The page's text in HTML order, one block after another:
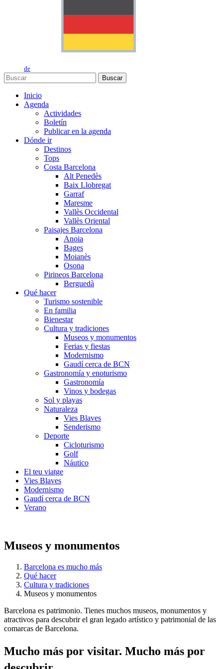
de
Buscar
Inicio
Agenda
Actividades
Boletín
Publicar en la agenda
Dónde ir
Destinos
Tops
Costa Barcelona
Alt Penedès
Baix Llobregat
Garraf
Maresme
Vallès Occidental
Vallès Oriental
Paisajes Barcelona
Anoia
Bages
Moianès
Osona
Pirineos Barcelona
Berguedà
Qué hacer
Turismo sostenible
En familia
Bienestar
Cultura y tradiciones
Museos y monumentos
Ferias y fiestas
Modernismo
Gaudí cerca de BCN
Gastronomía y enoturismo
Gastronomía
Vinos y bodegas
Sol y playas
Naturaleza
Vies Blaves
Senderismo
Deporte
Cicloturismo
Golf
Náutico
El teu viatge
Vies Blaves
Modernismo
Gaudí cerca de BCN
Verano
Museos y monumentos
Barcelona es mucho más
Qué hacer
Cultura y tradiciones
Museos y monumentos
Barcelona es patrimonio. Tienes muchos museos, monumentos y
atractivos para descubrir el gran legado artístico y patrimonial de las
comarcas de Barcelona.
Mucho más por visitar. Mucho más por